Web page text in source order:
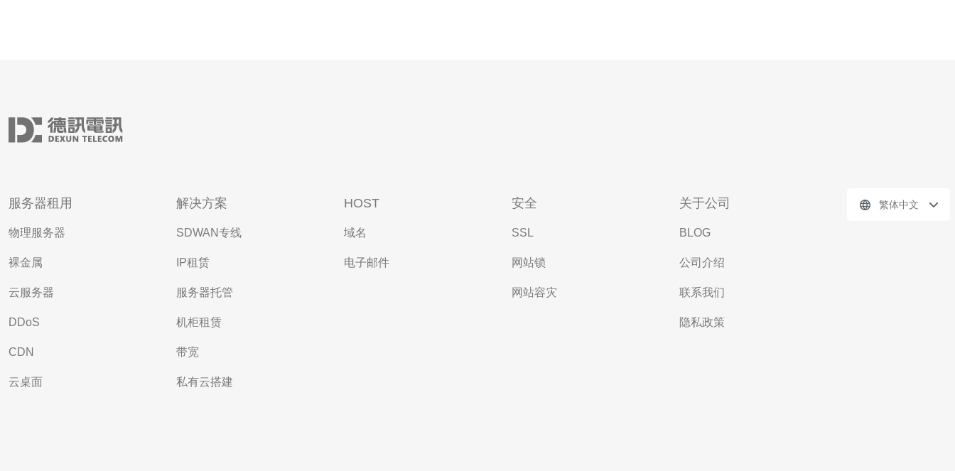
服务器租用
物理服务器
裸金属
云服务器
DDoS
CDN
云桌面
解决方案
SDWAN专线
IP租赁
服务器托管
机柜租赁
带宽
私有云搭建
HOST
域名
电子邮件
安全
SSL
网站锁
网站容灾
关于公司
BLOG
公司介绍
联系我们
隐私政策
繁体中文